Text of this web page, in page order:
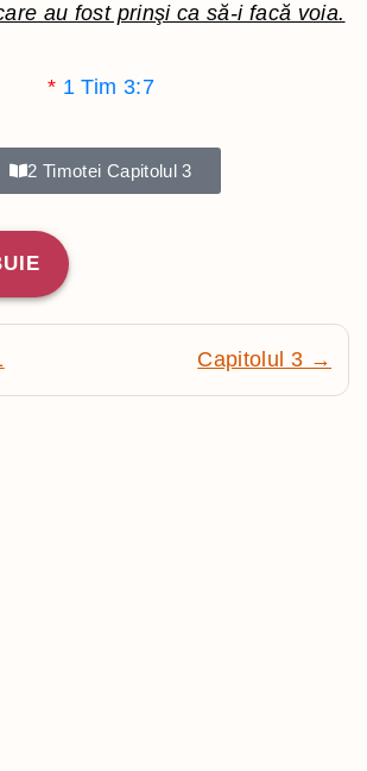
au fost prinşi ca să-i facă voia.
* 1 Tim 3:7
2 Timotei Capitolul 3
Capitolul 3 →